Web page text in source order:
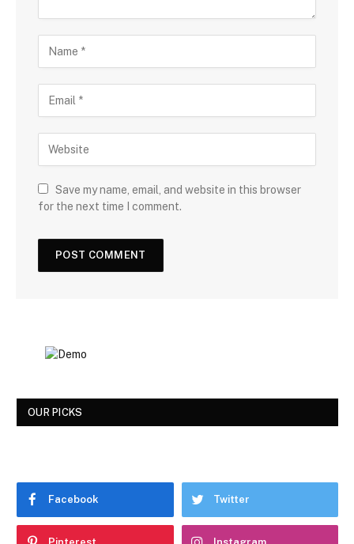
Save my name, email, and website in this browser
for the next time I comment.
OUR PICKS
Facebook Twitter